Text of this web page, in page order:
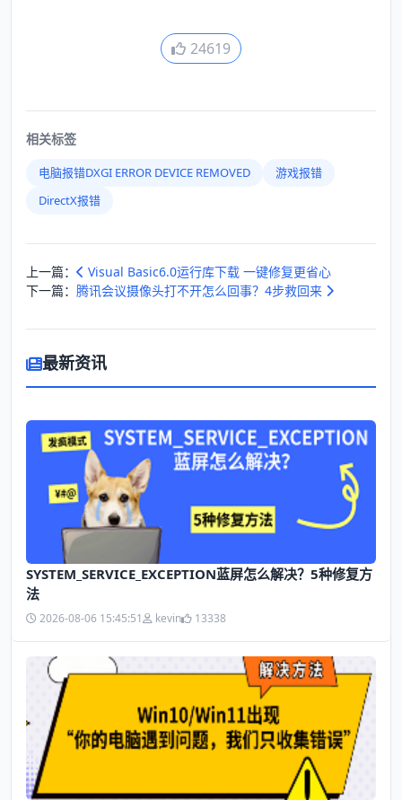
24619
相关标签
电脑报错DXGI ERROR DEVICE REMOVED
游戏报错
DirectX报错
上一篇：
Visual Basic6.0运行库下载 一键修复更省心
下一篇： 腾讯会议摄像头打不开怎么回事？4步救回来
最新资讯
SYSTEM_SERVICE_EXCEPTION蓝屏怎么解决？5种修复方
法
2026-08-06 15:45:51 kevin 13338